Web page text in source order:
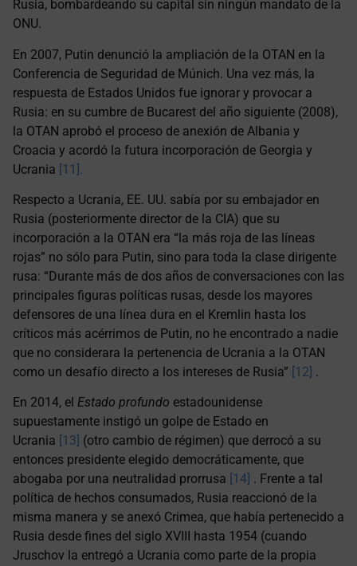
Rusia, bombardeando su capital sin ningún mandato de la
ONU.
En 2007, Putin denunció la ampliación de la OTAN en la
Conferencia de Seguridad de Múnich. Una vez más, la
respuesta de Estados Unidos fue ignorar y provocar a
Rusia: en su cumbre de Bucarest del año siguiente (2008),
la OTAN aprobó el proceso de anexión de Albania y
Croacia y acordó la futura incorporación de Georgia y
Ucrania [11].
Respecto a Ucrania, EE. UU. sabía por su embajador en
Rusia (posteriormente director de la CIA) que su
incorporación a la OTAN era “la más roja de las líneas
rojas” no sólo para Putin, sino para toda la clase dirigente
rusa: “Durante más de dos años de conversaciones con las
principales figuras políticas rusas, desde los mayores
defensores de una línea dura en el Kremlin hasta los
críticos más acérrimos de Putin, no he encontrado a nadie
que no considerara la pertenencia de Ucrania a la OTAN
como un desafío directo a los intereses de Rusia” [12] .
En 2014, el Estado profundo estadounidense
supuestamente instigó un golpe de Estado en
Ucrania [13] (otro cambio de régimen) que derrocó a su
entonces presidente elegido democráticamente, que
abogaba por una neutralidad prorrusa [14] . Frente a tal
política de hechos consumados, Rusia reaccionó de la
misma manera y se anexó Crimea, que había pertenecido a
Rusia desde fines del siglo XVIII hasta 1954 (cuando
Jruschov la entregó a Ucrania como parte de la propia